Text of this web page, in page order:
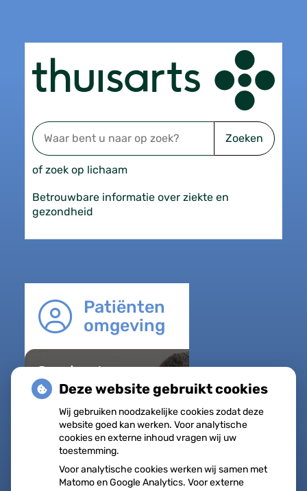
Zoeken
of zoek op lichaam
Betrouwbare informatie over ziekte en
gezondheid
Patiënten
omgeving
Regel met
gemak
Uw Zorg
online
Herhaalrecepten
aanvragen
Vragen stellen
Deze website gebruikt cookies
Wij gebruiken noodzakelijke cookies zodat deze
website goed kan werken. Voor analytische
cookies en externe inhoud vragen wij uw
toestemming.
Voor analytische cookies werken wij samen met
Matomo en Google Analytics. Voor externe